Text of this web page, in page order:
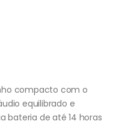
compacto com o
equilibrado e
bateria de até 14 horas